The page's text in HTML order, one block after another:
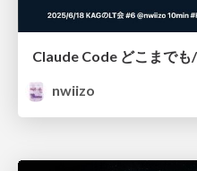
Claude Code どこまで
nwiizo